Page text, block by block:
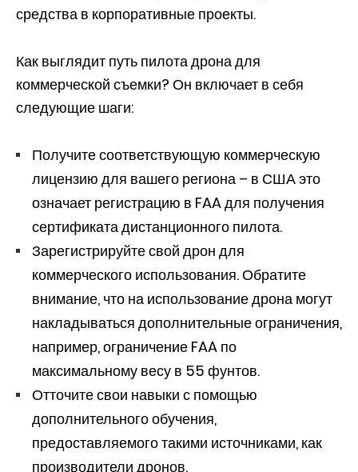
средства в корпоративные проекты.
Как выглядит путь пилота дрона для
коммерческой съемки? Он включает в себя
следующие шаги:
Получите соответствующую коммерческую
лицензию для вашего региона – в США это
означает регистрацию в FAA для получения
сертификата дистанционного пилота.
Зарегистрируйте свой дрон для
коммерческого использования. Обратите
внимание, что на использование дрона могут
накладываться дополнительные ограничения,
например, ограничение FAA по
максимальному весу в 55 фунтов.
Отточите свои навыки с помощью
дополнительного обучения,
предоставляемого такими источниками, как
производители дронов.